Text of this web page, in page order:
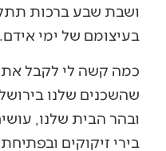
ושבת שבע ברכות
בעיצומם של ימי אידם.
כמה קשה לי לקבל
שהשכנים שלנו
ובהר הבית שלנו,
בירי זיקוקים